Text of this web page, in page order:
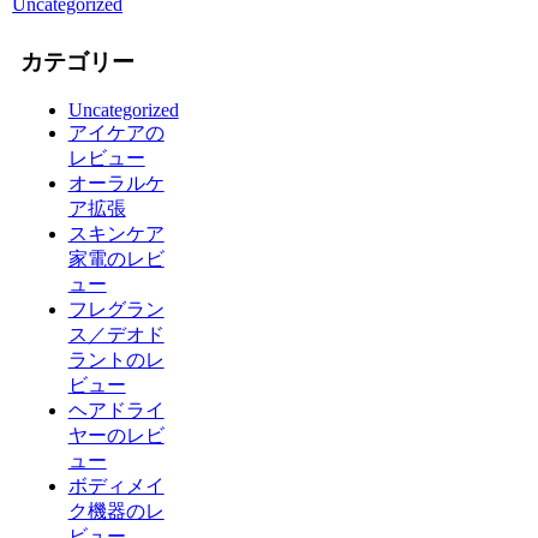
Uncategorized
カテゴリー
Uncategorized
アイケアの
レビュー
オーラルケ
ア拡張
スキンケア
家電のレビ
ュー
フレグラン
ス／デオド
ラントのレ
ビュー
ヘアドライ
ヤーのレビ
ュー
ボディメイ
ク機器のレ